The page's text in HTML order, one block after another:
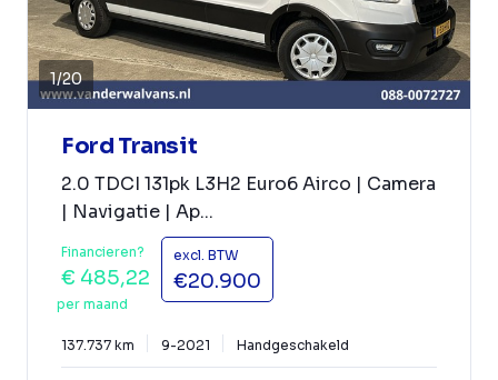
1/20
Ford Transit
2.0 TDCI 131pk L3H2 Euro6 Airco | Camera
| Navigatie | Ap...
Financieren?
€ 485,22
per maand
excl. BTW
€20.900
137.737 km 9-2021 Handgeschakeld